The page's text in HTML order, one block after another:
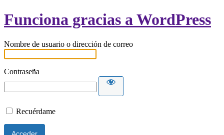
Funciona gracias a WordPress
Nombre de usuario o dirección de correo
Contraseña
Recuérdame